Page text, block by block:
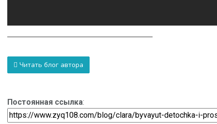
Читать блог автора
Постоянная ссылка: